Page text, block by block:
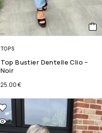
TOPS
Top Bustier Dentelle Clio –
Noir
25.00€